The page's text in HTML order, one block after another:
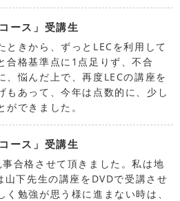
ース」受講生
ときから、ずっとLECを利用して
合格基準点に1点足りず、不合
、悩んだ上で、再度LECの講座を
もあって、今年は点数的に、少し
できました。
ース」受講生
合格させて頂きました。私は地
山下先生の講座をDVDで受講させ
勉強が思う様に進まない時は、